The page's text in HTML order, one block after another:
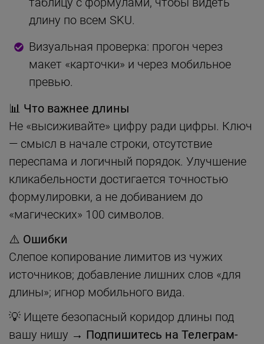
длину по всем SKU.
Визуальная проверка: прогон через
макет «карточки» и через мобильное
превью.
📊 Что важнее длины
Не «высиживайте» цифру ради цифры. Ключ
— смысл в начале строки, отсутствие
переспама и логичный порядок. Улучшение
кликабельности достигается точностью
формулировки, а не добиванием до
«магических» 100 символов.
⚠️ Ошибки
Слепое копирование лимитов из чужих
источников; добавление лишних слов «для
длины»; игнор мобильного вида.
💡 Ищете безопасный коридор длины под
вашу нишу → Подпишитесь на Телеграм-